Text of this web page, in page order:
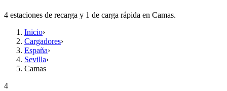
4 estaciones de recarga y 1 de carga rápida en Camas.
Inicio›
Cargadores›
España›
Sevilla›
Camas
4